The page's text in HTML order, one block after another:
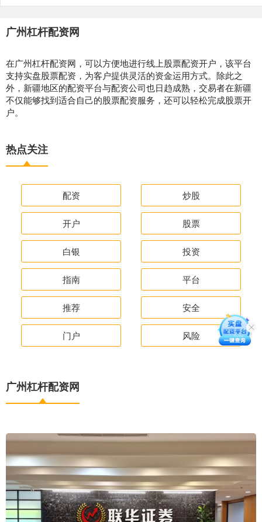
广州杠杆配资网
在广州杠杆配资网，可以方便地进行线上股票配资开户，该平台
支持实盘股票配资，为客户提供灵活的资金运用方式。除此之
外，新疆地区的配资平台与配资公司也日趋成熟，交易者在新疆
不仅能够找到适合自己的股票配资服务，还可以轻松完成股票开
户。
热点关注
配资 炒股
开户 股票
白银 投资
指南 平台
推荐 安全
门户 风险
广州杠杆配资网